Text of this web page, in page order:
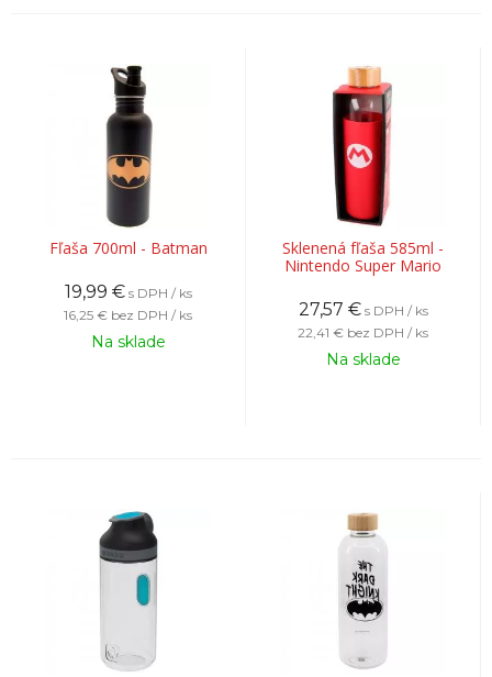
Fľaša 700ml - Batman
19,99 € s DPH / ks
16,25 € bez DPH / ks
Na sklade
Sklenená fľaša 585ml -
Nintendo Super Mario
27,57 € s DPH / ks
22,41 € bez DPH / ks
Na sklade